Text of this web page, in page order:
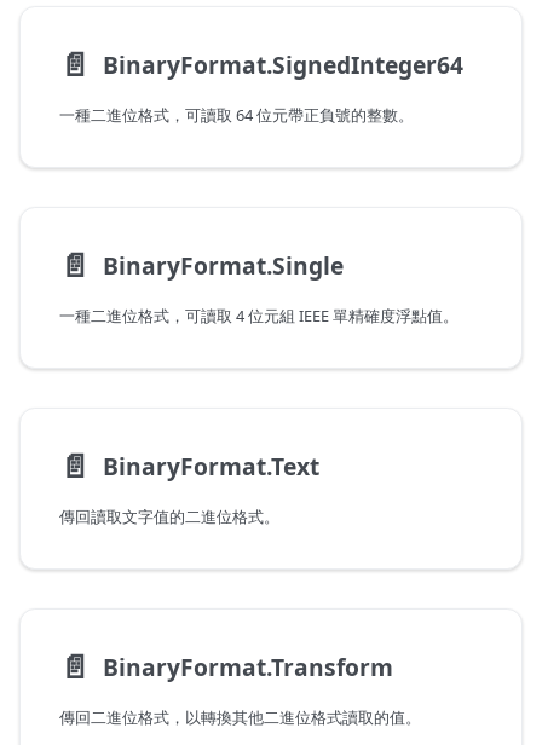
📄️ BinaryFormat.SignedInteger64
一種二進位格式，可讀取 64 位元帶正負號的整數。
📄️ BinaryFormat.Single
一種二進位格式，可讀取 4 位元組 IEEE 單精確度浮點值。
📄️ BinaryFormat.Text
傳回讀取文字值的二進位格式。
📄️ BinaryFormat.Transform
傳回二進位格式，以轉換其他二進位格式讀取的值。